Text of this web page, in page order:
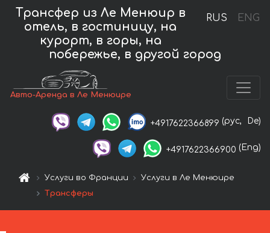
RUS ENG
Трансфер из Ле Менюир в
отель, в гостиницу, на
курорт, в горы, на
побережье, в другой город
Авто-Аренда в Ле Менюире
+4917622366899 (рус, De)
+4917622366900 (Eng)
Услуги во Франции
Услуги в Ле Менюире
Трансферы